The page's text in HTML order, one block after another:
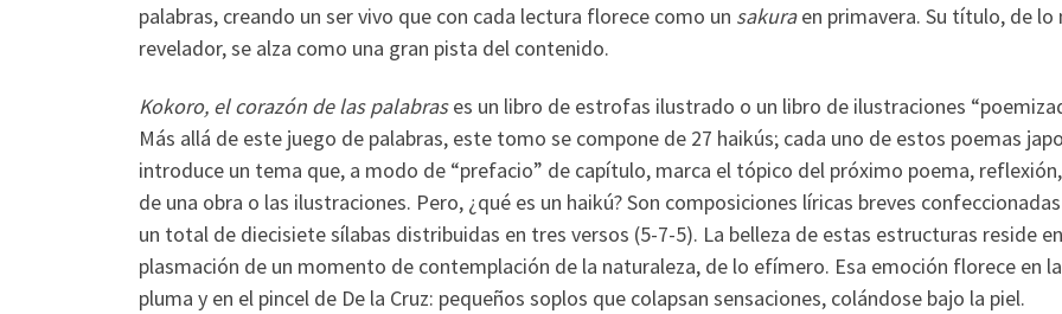
palabras, creando un ser vivo que con cada lectura florece como un sakuraen primavera. Su título, de lo
revelador, se alza como una gran pista del contenido.
Kokoro, el corazón de las palabrases un libro de estrofas ilustrado o un libro de ilustraciones
Más allá de este juego de palabras, este tomo se compone de 27 haikús; cada uno de estos poemas
introduce un tema que, a modo de “prefacio” de capítulo, marca el tópico del próximo poema,
de una obra o las ilustraciones. Pero, ¿qué es un haikú? Son composiciones líricas breves
un total de diecisiete sílabas distribuidas en tres versos (5-7-5). La belleza de estas estructuras reside
plasmación de un momento de contemplación de la naturaleza, de lo efímero. Esa emoción florece en la
pluma y en el pincel de De la Cruz: pequeños soplos que colapsan sensaciones, colándose bajo la piel.